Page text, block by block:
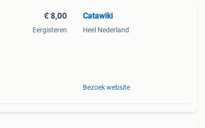
€ 8,00
Eergisteren
Catawiki
Heel Nederland
Bezoek website